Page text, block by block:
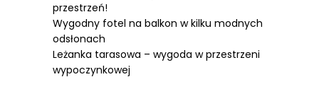
przestrzeń!
Wygodny fotel na balkon w kilku modnych
odsłonach
Leżanka tarasowa – wygoda w przestrzeni
wypoczynkowej